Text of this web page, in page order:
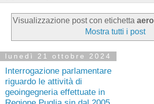
Visualizzazione post con etichetta
Mostra tutti i post
lunedì 21 ottobre 2024
Interrogazione parlamentare
riguardo le attività di
geoingegneria effettuate in